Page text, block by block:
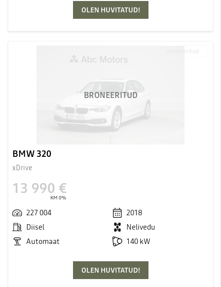
OLEN HUVITATUD!
BRONEERITUD
BMW 320
xDrive
13 990 €
KM 0%
227 004
2018
Diisel
Nelivedu
Automaat
140 kW
OLEN HUVITATUD!